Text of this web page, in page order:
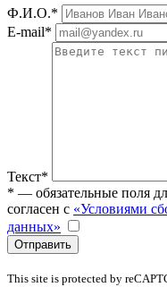
Ф.И.О.*
E-mail*
Текст*
* — обязательные поля
согласен с «Условиями
данных»
Отправить
This site is protected by